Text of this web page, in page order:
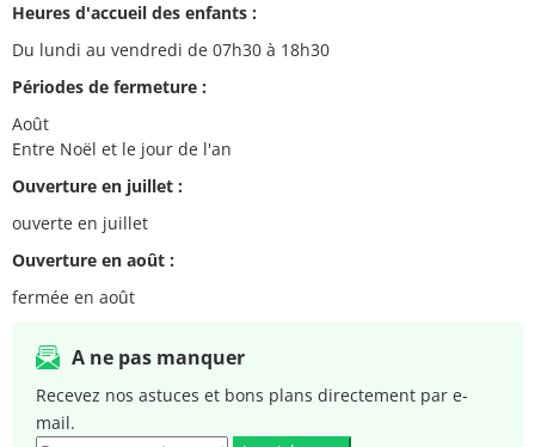
Heures d'accueil des enfants :
Du lundi au vendredi de 07h30 à 18h30
Périodes de fermeture :
Août
Entre Noël et le jour de l'an
Ouverture en juillet :
ouverte en juillet
Ouverture en août :
fermée en août
A ne pas manquer
Recevez nos astuces et bons plans directement par e-
mail.